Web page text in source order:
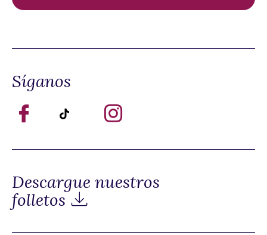
Síganos
Descargue nuestros
folletos